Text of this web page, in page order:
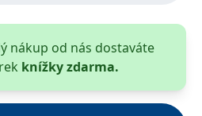
nákup od nás dostaváte
knížky zdarma.